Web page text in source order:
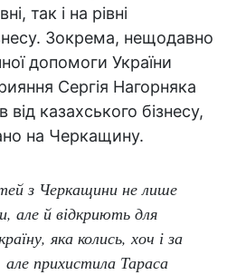
так і на рівні
Зокрема, нещодавно
допомоги України
Сергія Нагорняка
від казахського бізнесу,
на Черкащину.
з Черкащини не лише
але й відкриють для
яка колись, хоч і за
прихистила Тараса